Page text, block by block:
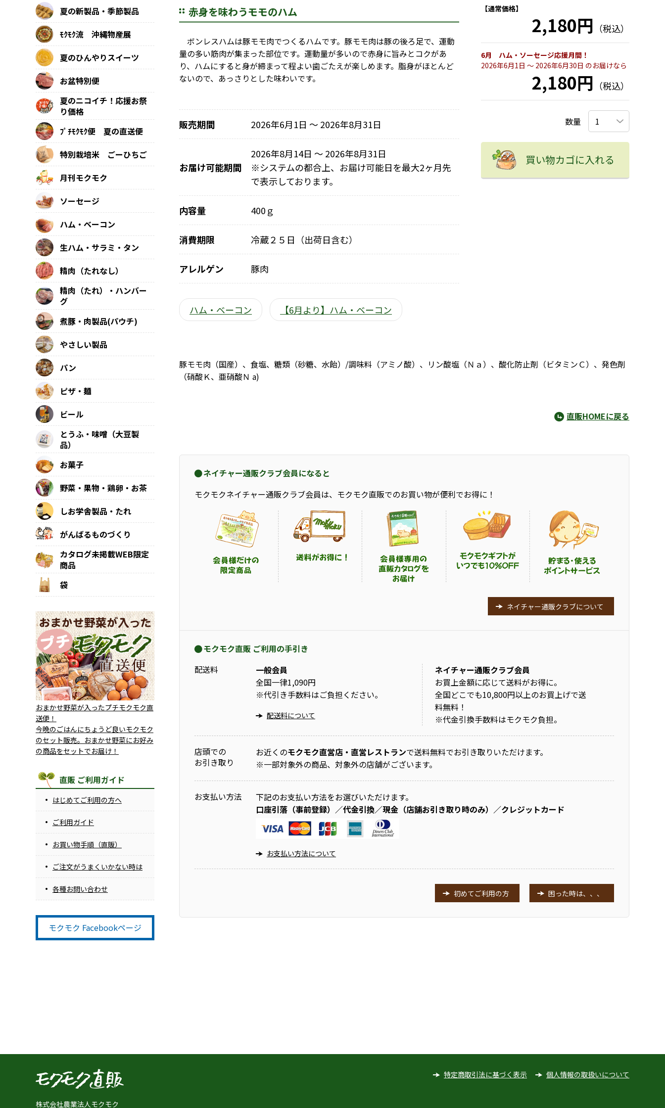
赤身を味わうモモのハム
ボンレスハムは豚モモ肉でつくるハムです。豚モモ肉は豚の後ろ足で、運動
量の多い筋肉が集まった部位です。運動量が多いので赤身に旨みとコクがあ
り、ハムにすると身が締まって程よい歯ごたえが楽しめます。脂身がほとんど
ないので、あっさりとした味わいです。
販売期間 2026年6月1日 〜 2026年8月31日
お届け可能期間
2026年8月14日 ～ 2026年8月31日
※システムの都合上、お届け可能日を最大2ヶ月先
で表示しております。
内容量 400ｇ
消費期限 冷蔵２５日（出荷日含む）
アレルゲン 豚肉
ハム・ベーコン 【6月より】ハム・ベーコン
【通常価格】
2,180円 （税込）
6月 ハム・ソーセージ応援月間！
2026年6月1日 〜 2026年6月30日 のお届けなら
2,180円 （税込）
数量
買い物カゴに入れる
豚モモ肉（国産）、食塩、糖類（砂糖、水飴）/調味料（アミノ酸）、リン酸塩（Ｎａ）、酸化防止剤（ビタミンＣ）、発色剤
（硝酸Ｋ、亜硝酸Ｎ a)
直販HOMEに戻る
夏の新製品・季節製品
ﾓｸﾓｸ流 沖縄物産展
夏のひんやりスイーツ
お盆特別便
夏のニコイチ！応援お祭
り価格
ﾌﾟﾁﾓｸﾓｸ便 夏の直送便
特別栽培米 ごーひちご
月刊モクモク
ソーセージ
ハム・ベーコン
生ハム・サラミ・タン
精肉（たれなし）
精肉（たれ）・ハンバー
グ
煮豚・肉製品(パウチ)
やさしい製品
パン
ピザ・麺
ビール
とうふ・味噌（大豆製
品）
お菓子
野菜・果物・鶏卵・お茶
しお学舎製品・たれ
がんばるものづくり
カタログ未掲載WEB限定
商品
袋
おまかせ野菜が入ったプチモクモク直
送便！
今晩のごはんにちょうど良いモクモク
のセット販売。おまかせ野菜にお好み
の商品をセットでお届け！
直販 ご利用ガイド
はじめてご利用の方へ
ご利用ガイド
お買い物手順（直販）
ご注文がうまくいかない時は
各種お問い合わせ
モクモク Facebookページ
ネイチャー通販クラブ会員になると
モクモクネイチャー通販クラブ会員は、モクモク直販でのお買い物が便利でお得に！
ネイチャー通販クラブについて
モクモク直販 ご利用の手引き
配送料
一般会員
全国一律1,090円
※代引き手数料はご負担ください。
配送料について
ネイチャー通販クラブ会員
お買上金額に応じて送料がお得に。
全国どこでも10,800円以上のお買上げで送
料無料！
※代金引換手数料はモクモク負担。
店頭での
お引き取り
お近くのモクモク直営店・直営レストランで送料無料でお引き取りいただけます。
※一部対象外の商品、対象外の店舗がございます。
お支払い方法
下記のお支払い方法をお選びいただけます。
口座引落（事前登録）／代金引換／現金（店舗お引き取り時のみ）／クレジットカード
お支払い方法について
初めてご利用の方 困った時は、、、
株式会社農業法人モクモク
特定商取引法に基づく表示 個人情報の取扱いについて